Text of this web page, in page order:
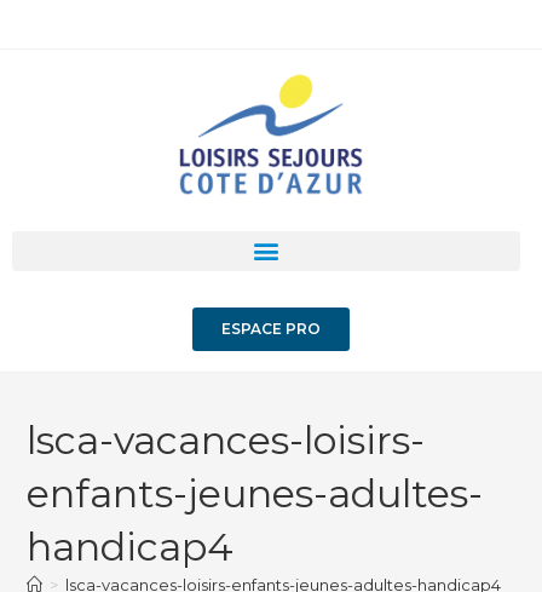
ESPACE PRO
lsca-vacances-loisirs-
enfants-jeunes-adultes-
handicap4
> lsca-vacances-loisirs-enfants-jeunes-adultes-handicap4